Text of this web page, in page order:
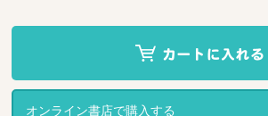
オンライン書店で購入する